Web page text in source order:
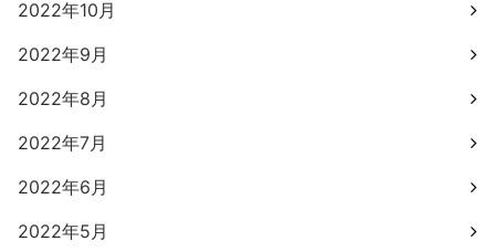
2022年10月
2022年9月
2022年8月
2022年7月
2022年6月
2022年5月